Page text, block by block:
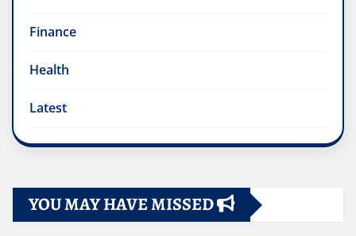
Finance
Health
Latest
YOU MAY HAVE MISSED